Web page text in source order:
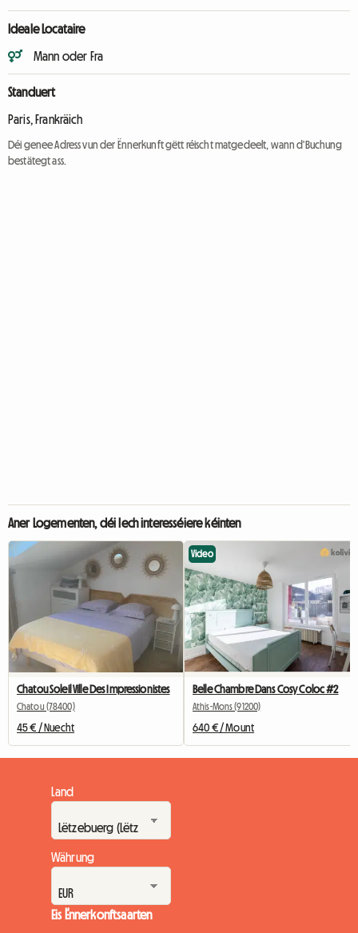
Ideale Locataire
Mann oder Fra
Standuert
Paris, Frankräich
Déi genee Adress vun der Ënnerkunft gëtt réischt matgedeelt, wann d'Buchung
bestätegt ass.
Aner Logementen, déi Iech interesséiere kéinten
Chatou Soleil Ville Des Impressionistes
Chatou (78400)
45 € / Nuecht
Video
Belle Chambre Dans Cosy Coloc #2
Athis-Mons (91200)
640 € / Mount
Land
Währung
Eis Ënnerkonftsaarten